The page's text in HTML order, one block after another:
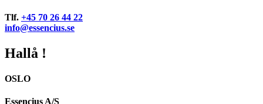
Tlf. +45 70 26 44 22
info@essencius.se
Hallå !
OSLO
Essencius A/S